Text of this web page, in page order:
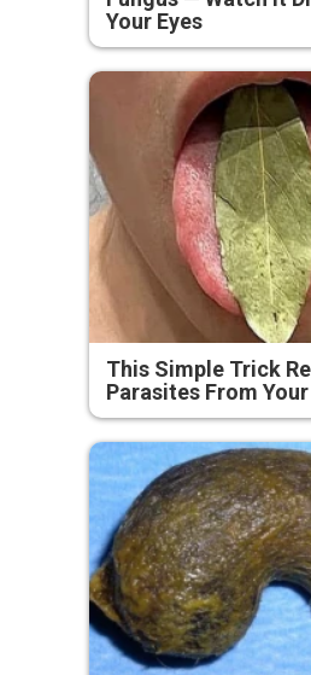
Your Eyes
This Simple Trick
Parasites From